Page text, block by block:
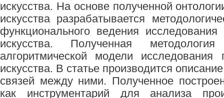
искусства. На основе полученной
искусства разрабатывается
функционального ведения
искусства. Полученная
алгоритмической модели
искусства. В статье производится
связей между ними. Полученное
как инструментарий для анализа